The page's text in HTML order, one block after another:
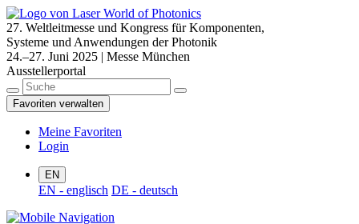
27. Weltleitmesse und Kongress für Komponenten,
Systeme und Anwendungen der Photonik
24.–27. Juni 2025 | Messe München
Ausstellerportal
Favoriten verwalten
Meine Favoriten
Login
EN
EN - englisch DE - deutsch